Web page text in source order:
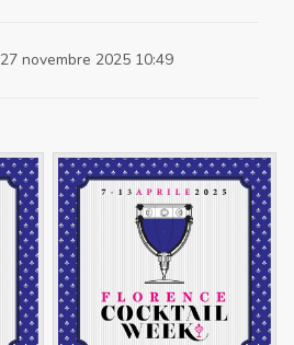
27 novembre 2025 10:49